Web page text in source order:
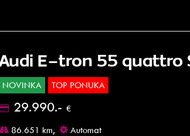
E-tron 55 quattro
NOVINKA TOP PONUKA
29.990.- €
86.651 km,
Automat